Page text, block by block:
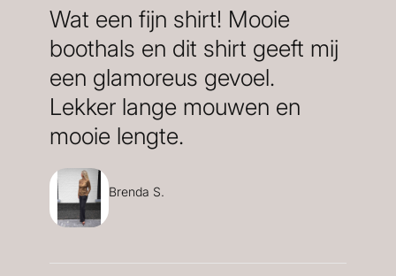
Wat een fijn shirt! Mooie
boothals en dit shirt geeft mij
een glamoreus gevoel.
Lekker lange mouwen en
mooie lengte.
Brenda S.